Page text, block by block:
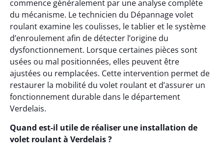
commence généralement par une analyse complète
du mécanisme. Le technicien du Dépannage volet
roulant examine les coulisses, le tablier et le système
d’enroulement afin de détecter l’origine du
dysfonctionnement. Lorsque certaines pièces sont
usées ou mal positionnées, elles peuvent être
ajustées ou remplacées. Cette intervention permet de
restaurer la mobilité du volet roulant et d’assurer un
fonctionnement durable dans le département
Verdelais.
Quand est-il utile de réaliser une installation de
volet roulant à Verdelais ?